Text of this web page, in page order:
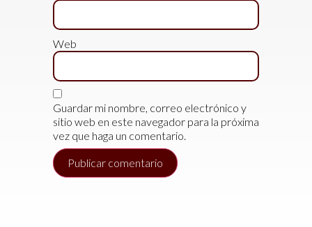
Web
Guardar mi nombre, correo electrónico y
sitio web en este navegador para la próxima
vez que haga un comentario.